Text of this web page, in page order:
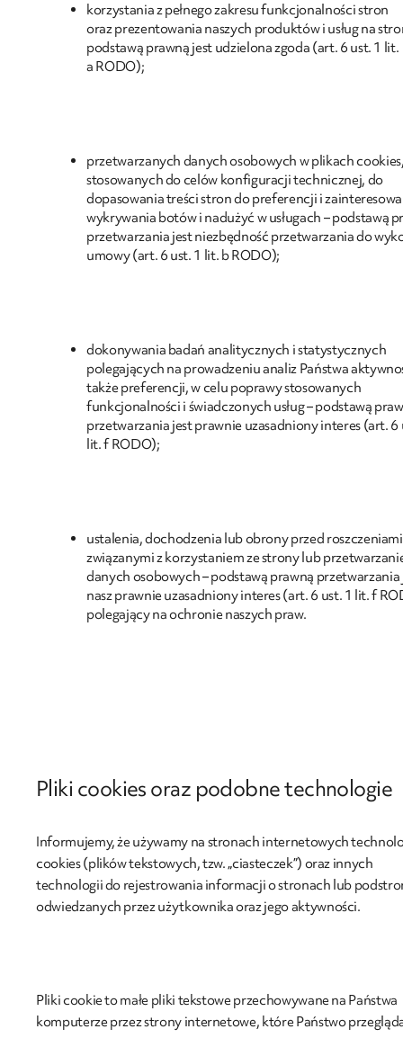
korzystania z pełnego zakresu funkcjonalności stron
oraz prezentowania naszych produktów i usług na
podstawą prawną jest udzielona zgoda (art. 6 ust. 1 lit.
a RODO);
przetwarzanych danych osobowych w plikach
stosowanych do celów konfiguracji technicznej, do
dopasowania treści stron do preferencji i
wykrywania botów i nadużyć w usługach – podstawą
przetwarzania jest niezbędność przetwarzania do
umowy (art. 6 ust. 1 lit. b RODO);
dokonywania badań analitycznych i statystycznych
polegających na prowadzeniu analiz Państwa
także preferencji, w celu poprawy stosowanych
funkcjonalności i świadczonych usług – podstawą
przetwarzania jest prawnie uzasadniony interes (art. 6
lit. f RODO);
ustalenia, dochodzenia lub obrony przed roszczeniami
związanymi z korzystaniem ze strony lub
danych osobowych – podstawą prawną przetwarzania
nasz prawnie uzasadniony interes (art. 6 ust. 1 lit. f
polegający na ochronie naszych praw.
Pliki cookies oraz podobne technologie
Informujemy, że używamy na stronach internetowych
cookies (plików tekstowych, tzw. „ciasteczek”) oraz innych
technologii do rejestrowania informacji o stronach lub
odwiedzanych przez użytkownika oraz jego aktywności.
Pliki cookie to małe pliki tekstowe przechowywane na Państwa
komputerze przez strony internetowe, które Państwo